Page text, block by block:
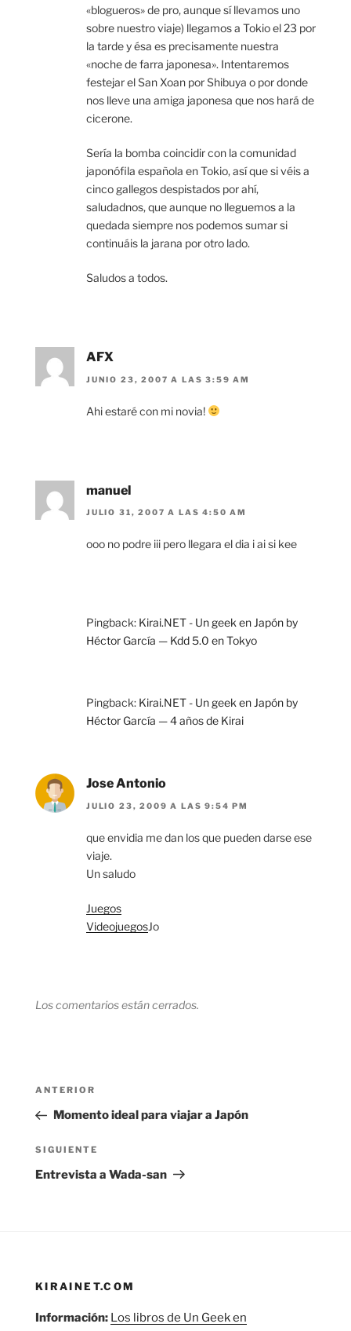
«blogueros» de pro, aunque sí llevamos uno
sobre nuestro viaje) llegamos a Tokio el 23 por
la tarde y ésa es precisamente nuestra
«noche de farra japonesa». Intentaremos
festejar el San Xoan por Shibuya o por donde
nos lleve una amiga japonesa que nos hará de
cicerone.
Sería la bomba coincidir con la comunidad
japonófila española en Tokio, así que si véis a
cinco gallegos despistados por ahí,
saludadnos, que aunque no lleguemos a la
quedada siempre nos podemos sumar si
continuáis la jarana por otro lado.
Saludos a todos.
AFX
JUNIO 23, 2007 A LAS 3:59 AM
Ahi estaré con mi novia!
manuel
JULIO 31, 2007 A LAS 4:50 AM
ooo no podre iii pero llegara el dia i ai si kee
Pingback: Kirai.NET - Un geek en Japón by
Héctor García — Kdd 5.0 en Tokyo
Pingback: Kirai.NET - Un geek en Japón by
Héctor García — 4 años de Kirai
Jose Antonio
JULIO 23, 2009 A LAS 9:54 PM
que envidia me dan los que pueden darse ese
viaje.
Un saludo
Juegos
VideojuegosJo
Los comentarios están cerrados.
Navegación
entradas
Entrada
anterior:
ANTERIOR
Momento ideal para viajar a Japón
Siguiente
entrada
SIGUIENTE
Entrevista a Wada-san
KIRAINET.COM
Información: Los libros de Un Geek en